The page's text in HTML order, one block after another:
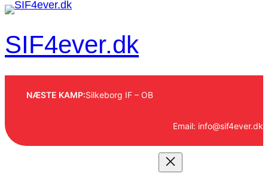
Spring
indhold
SIF4ever.dk
NÆSTE KAMP:Silkeborg IF – OB
Email: info@sif4ever.dk